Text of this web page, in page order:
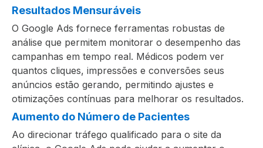
Resultados Mensuráveis
O Google Ads fornece ferramentas robustas de
análise que permitem monitorar o desempenho das
campanhas em tempo real. Médicos podem ver
quantos cliques, impressões e conversões seus
anúncios estão gerando, permitindo ajustes e
otimizações contínuas para melhorar os resultados.
Aumento do Número de Pacientes
Ao direcionar tráfego qualificado para o site da